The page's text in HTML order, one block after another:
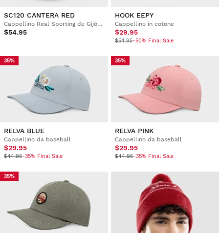
SC120 CANTERA RED
Cappellino Real Sporting de Gijón 120° anniversario
$54.95
HOOK EEPY
Cappellino in cotone
$29.95
$54.95-50% Final Sale
35%
RELVA BLUE
Cappellino da baseball
$29.95
$44.95-35% Final Sale
35%
RELVA PINK
Cappellino da baseball
$29.95
$44.95-35% Final Sale
35%